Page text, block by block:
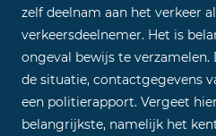
zelf deelnam aan het verkeer
verkeersdeelnemer. Het is
ongeval bewijs te verzamelen.
de situatie, contactgegevens
een politierapport. Vergeet
belangrijkste, namelijk het